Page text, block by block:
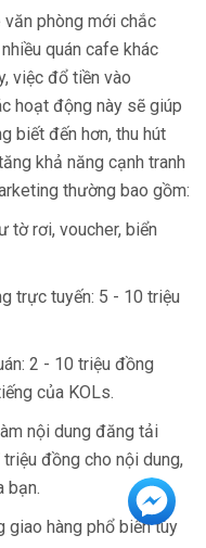
văn phòng mới chắc
quán cafe khác
việc đổ tiền vào
hoạt động này sẽ giúp
biết đến hơn, thu hút
khả năng cạnh tranh
thường bao gồm:
tờ rơi, voucher, biển
trực tuyến: 5 - 10 triệu
2 - 10 triệu đồng
của KOLs.
nội dung đăng tải
đồng cho nội dung,
bạn.
giao hàng phổ biến tùy